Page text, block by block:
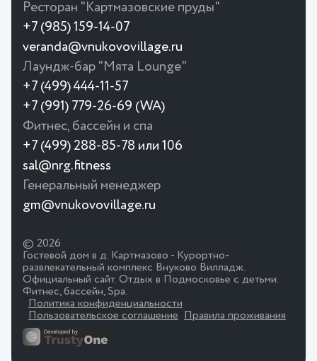
Ресторан "Картмазовские пруды"
+7 (985) 159-14-07
veranda@vnukovovillage.ru
Лаундж-бар "Мята Lounge"
+7 (499) 444-11-57
+7 (991) 779-26-69 (WA)
Фитнес, бассейн и спа
+7 (499) 288-85-78 или 106
sal@nrg.fitness
Генеральный менеджер
gm@vnukovovillage.ru
© 2026
Гостевой дом в д. Картмазово - Курортно-
развлекательный комплекс Внуково Вилладж.
Официальный сайт. Отдых в Подмосковье с детьми.
Фитнес, бассейн, Spa.
Политика конфиденциальности
Пользовательское соглашение
Правила проживания